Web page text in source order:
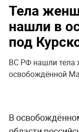
Тела
нашли в
под
ВС РФ нашли тела
освобождённой
В